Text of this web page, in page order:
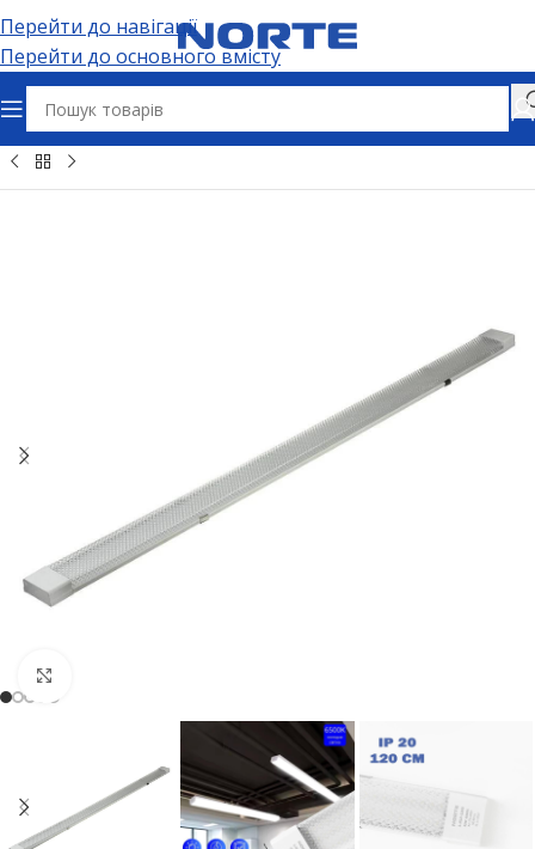
Перейти до навігації
Перейти до основного вмісту
Освітлення Промислове освітлення Лінійні світильники